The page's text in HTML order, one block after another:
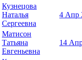
Кузнецова
Наталья
Сергеевна
4 Апр
Матисон
Татьяна
Евгеньевна
14